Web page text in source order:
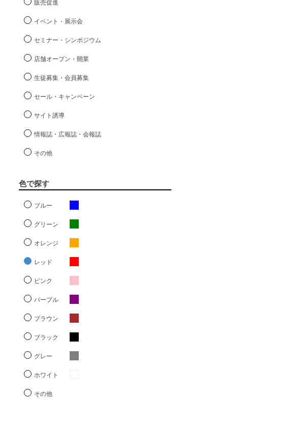
販売促進
イベント・展示会
セミナー・シンポジウム
店舗オープン・開業
生徒募集・会員募集
セール・キャンペーン
サイト誘導
情報誌・広報誌・会報誌
その他
色で探す
ブルー
グリーン
オレンジ
レッド
ピンク
パープル
ブラウン
ブラック
グレー
ホワイト
その他